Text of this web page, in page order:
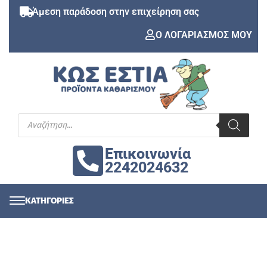
Άμεση παράδοση στην επιχείρηση σας
Ο ΛΟΓΑΡΙΑΣΜΟΣ ΜΟΥ
Επικοινωνία
2242024632